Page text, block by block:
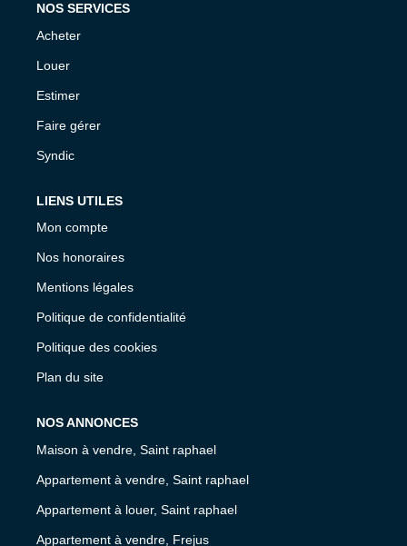
NOS SERVICES
Acheter
Louer
Estimer
Faire gérer
Syndic
LIENS UTILES
Mon compte
Nos honoraires
Mentions légales
Politique de confidentialité
Politique des cookies
Plan du site
NOS ANNONCES
Maison à vendre, Saint raphael
Appartement à vendre, Saint raphael
Appartement à louer, Saint raphael
Appartement à vendre, Frejus